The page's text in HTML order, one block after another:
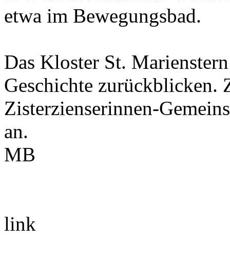
etwa im Bewegungsbad.
Das Kloster St.
Geschichte zurückblicken.
Zisterzienserinnen-
an.
MB
link